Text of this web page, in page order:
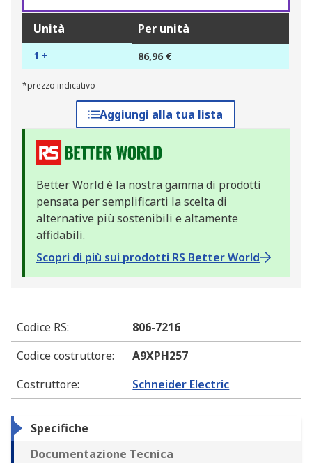
Unità Per unità
1 + 86,96 €
*prezzo indicativo
Aggiungi alla tua lista
Better World è la nostra gamma di prodotti
pensata per semplificarti la scelta di
alternative più sostenibili e altamente
affidabili.
Scopri di più sui prodotti RS Better World
Codice RS:
806-7216
Codice costruttore:
A9XPH257
Costruttore: Schneider Electric
Specifiche
Documentazione Tecnica